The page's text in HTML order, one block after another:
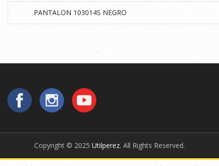
Copyright © 2025 Utilperez. All Rights Reserved.